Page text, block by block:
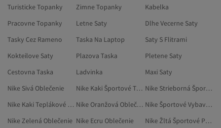
Turisticke Topanky Zimne Topanky
Kabelka
Pracovne Topanky
Letne Saty
Dlhe Vecerne Saty
Tasky Cez Rameno
Taska Na Laptop
Saty S Flitrami
Kokteilove Saty
Plazova Taska
Pletene Saty
Cestovna Taska
Ladvinka
Maxi Saty
Nike Sivá Oblečenie
Nike Kaki Športové Tepláky
Nike Strieborná Športové Oblečenie
Nike Kaki Teplákové Súpravy
Nike Oranžová Oblečenie
Nike Športové Vybavenie
Nike Zelená Oblečenie Nike Ecru Oblečenie
Nike Žltá Športové Pršiplášte A Vetrovky